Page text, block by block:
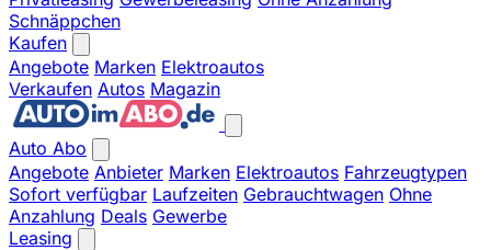
Schnäppchen
Kaufen
Angebote Marken Elektroautos
Verkaufen Autos Magazin
Auto Abo
Angebote Anbieter Marken Elektroautos Fahrzeugtypen
Sofort verfügbar Laufzeiten Gebrauchtwagen Ohne
Anzahlung Deals Gewerbe
Leasing